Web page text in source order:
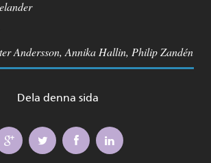
Andersson, Annika Hallin, Philip Zandén
Dela denna sida